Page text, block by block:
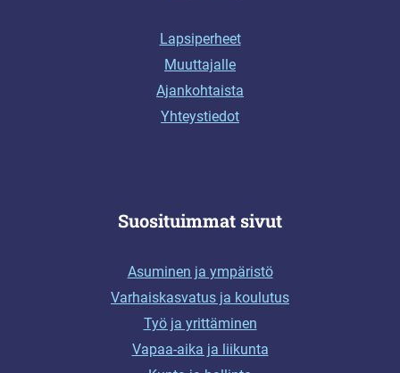
Lapsiperheet
Muuttajalle
Ajankohtaista
Yhteystiedot
Suosituimmat sivut
Asuminen ja ympäristö
Varhaiskasvatus ja koulutus
Työ ja yrittäminen
Vapaa-aika ja liikunta